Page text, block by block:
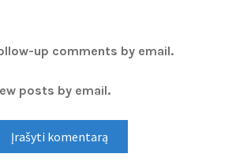
up comments by email.
posts by email.